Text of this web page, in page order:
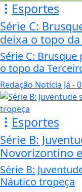
Esportes
Série C:
deixa o topo
Série C:
o topo da
Redação Notícia Já -
Esportes
Série B:
Novorizontino
Série B:
Náutico tropeça